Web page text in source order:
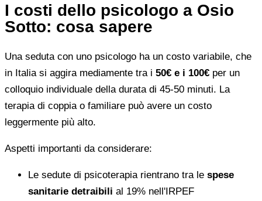
I costi dello psicologo a Osio
Sotto: cosa sapere
Una seduta con uno psicologo ha un costo variabile, che
in Italia si aggira mediamente tra i 50€ e i 100€ per un
colloquio individuale della durata di 45-50 minuti. La
terapia di coppia o familiare può avere un costo
leggermente più alto.
Aspetti importanti da considerare:
Le sedute di psicoterapia rientrano tra le spese
sanitarie detraibili al 19% nell'IRPEF